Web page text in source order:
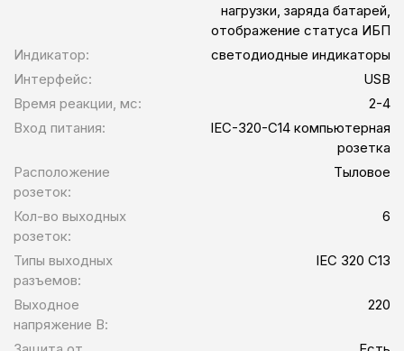
нагрузки, заряда батарей,
отображение статуса ИБП
Индикатор:
светодиодные индикаторы
Интерфейс:
USB
Время реакции, мс:
2-4
Вход питания:
IEC-320-C14 компьютерная
розетка
Расположение
розеток:
Тыловое
Кол-во выходных
розеток:
6
Типы выходных
разъемов:
IEC 320 C13
Выходное
напряжение В:
220